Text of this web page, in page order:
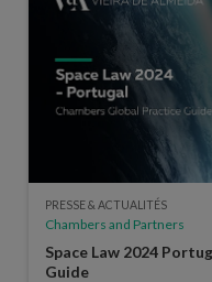
PRESSE & ACTUALITÉS
Chambers and Partners
Space Law 2024
Guide